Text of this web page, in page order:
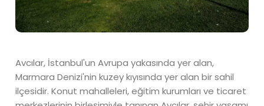
Avcılar, İstanbul'un Avrupa yakasında yer alan,
Marmara Denizi'nin kuzey kıyısında yer alan bir sahil
ilçesidir. Konut mahalleleri, eğitim kurumları ve ticaret